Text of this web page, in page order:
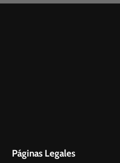
Páginas Legales